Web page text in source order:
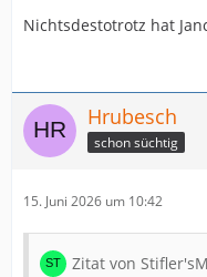
Nichtsdestotrotz hat
Hrubesch
schon süchtig
15. Juni 2026 um 10:42
Zitat von